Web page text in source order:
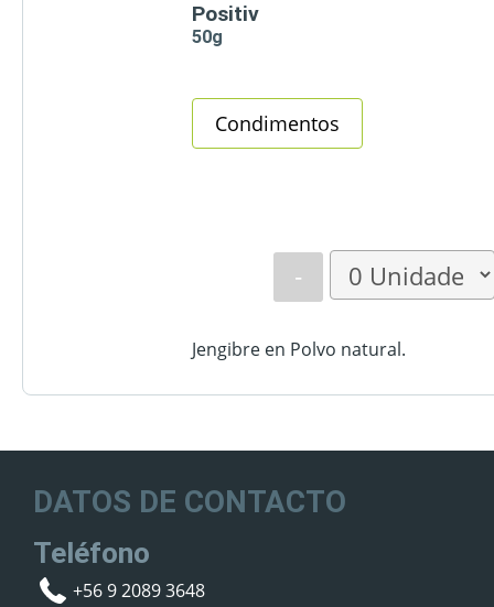
Positiv
50g
Condimentos
-
Jengibre en Polvo natural.
DATOS DE CONTACTO
Teléfono
+56 9 2089 3648